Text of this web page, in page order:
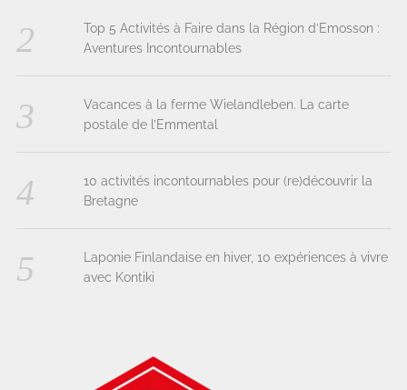
Top 5 Activités à Faire dans la Région d’Emosson :
Aventures Incontournables
Vacances à la ferme Wielandleben. La carte
postale de l’Emmental
10 activités incontournables pour (re)découvrir la
Bretagne
Laponie Finlandaise en hiver, 10 expériences à vivre
avec Kontiki